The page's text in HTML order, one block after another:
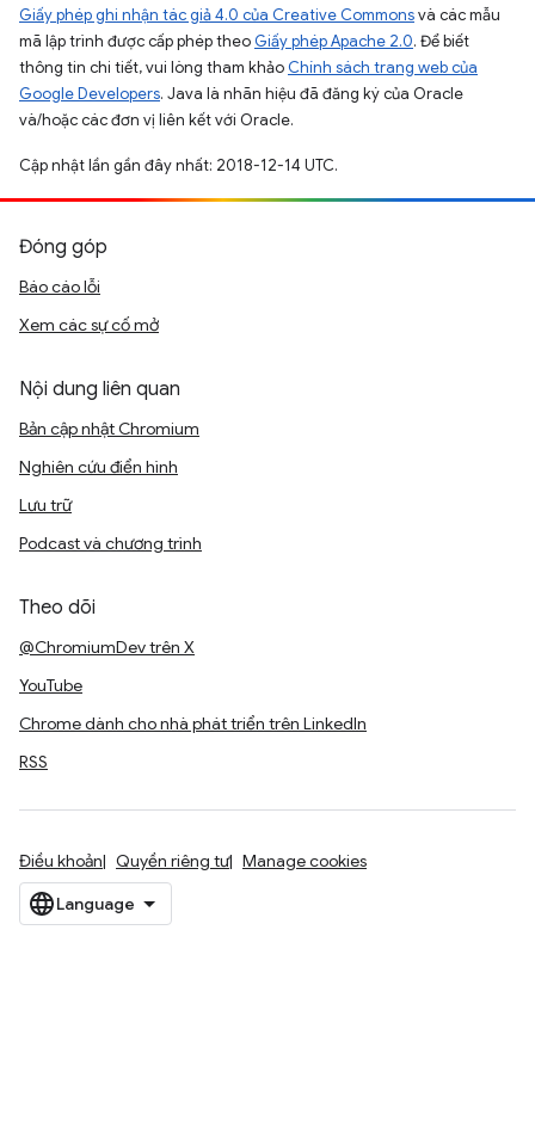
Giấy phép ghi nhận tác giả 4.0 của Creative Commonsvà các mẫu
mã lập trình được cấp phép theo Giấy phép Apache 2.0. Để biết
thông tin chi tiết, vui lòng tham khảo Chính sách trang web của
Google Developers. Java là nhãn hiệu đã đăng ký của Oracle
và/hoặc các đơn vị liên kết với Oracle.
Cập nhật lần gần đây nhất: 2018-12-14 UTC.
Đóng góp
Báo cáo lỗi
Xem các sự cố mở
Nội dung liên quan
Bản cập nhật Chromium
Nghiên cứu điển hình
Lưu trữ
Podcast và chương trình
Theo dõi
@ChromiumDev trên X
YouTube
Chrome dành cho nhà phát triển trên LinkedIn
RSS
Điều khoản Quyền riêng tư Manage cookies